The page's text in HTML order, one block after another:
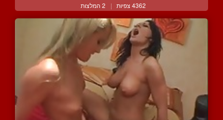
4362 צפיות | 2 המלצות